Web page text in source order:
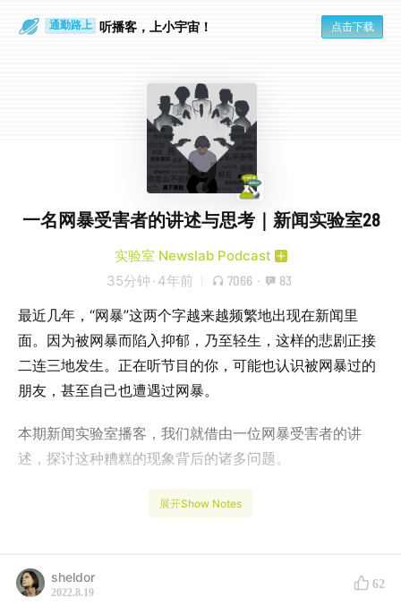
通勤路上 听播客，上小宇宙！ 点击下载
一名网暴受害者的讲述与思考｜新闻实验室28
实验室 Newslab Podcast
35分钟 · 4年前 7066 · 83
最近几年，“网暴”这两个字越来越频繁地出现在新闻里
面。因为被网暴而陷入抑郁，乃至轻生，这样的悲剧正接
二连三地发生。正在听节目的你，可能也认识被网暴过的
朋友，甚至自己也遭遇过网暴。
本期新闻实验室播客，我们就借由一位网暴受害者的讲
述，探讨这种糟糕的现象背后的诸多问题。
⏱ 本期时间线
展开Show Notes
sheldor
2022.8.19
62